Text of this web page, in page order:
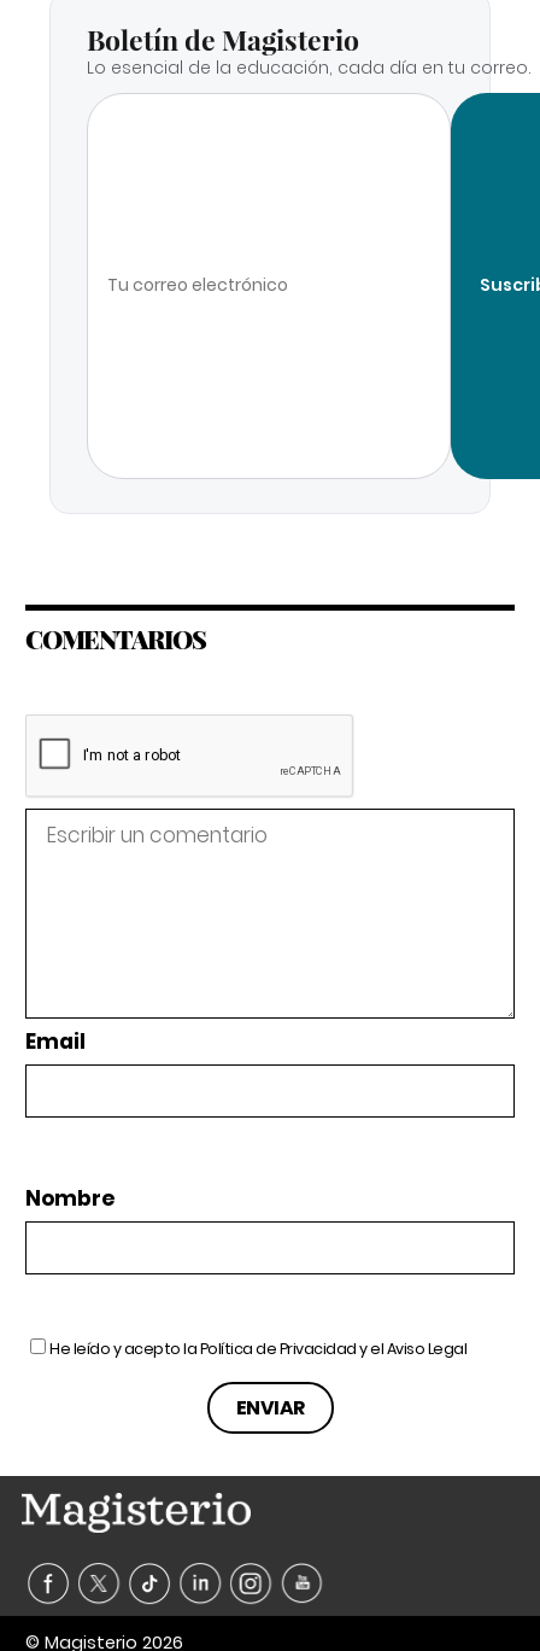
Boletín de Magisterio
Lo esencial de la educación, cada día en tu correo.
COMENTARIOS
Email
Nombre
He leído y acepto laPolítica de Privacidady elAviso Legal
© Magisterio 2026